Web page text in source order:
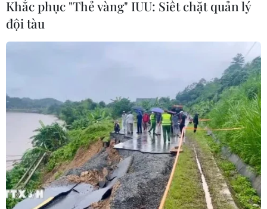
Khắc phục "Thẻ vàng" IUU: Siết chặt quản lý
đội tàu